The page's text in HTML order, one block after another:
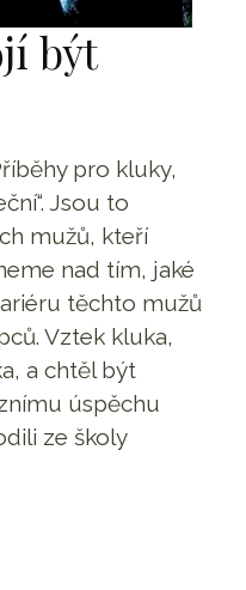
být
pro kluky,
Jsou to
mužů, kteří
nad tím, jaké
těchto mužů
Vztek kluka,
a chtěl být
úspěchu
ze školy